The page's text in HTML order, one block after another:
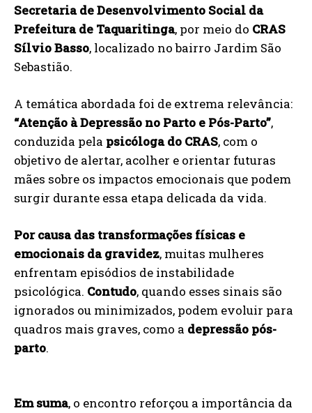
Secretaria de Desenvolvimento Social da
Prefeitura de Taquaritinga, por meio do CRAS
Sílvio Basso, localizado no bairro Jardim São
Sebastião.
A temática abordada foi de extrema relevância:
“Atenção à Depressão no Parto e Pós-Parto”,
conduzida pela psicóloga do CRAS, com o
objetivo de alertar, acolher e orientar futuras
mães sobre os impactos emocionais que podem
surgir durante essa etapa delicada da vida.
Por causa das transformações físicas e
emocionais da gravidez, muitas mulheres
enfrentam episódios de instabilidade
psicológica. Contudo, quando esses sinais são
ignorados ou minimizados, podem evoluir para
quadros mais graves, como a depressão pós-
parto.
Em suma, o encontro reforçou a importância da